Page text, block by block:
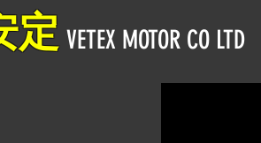
定 VETEX MOTOR CO LTD